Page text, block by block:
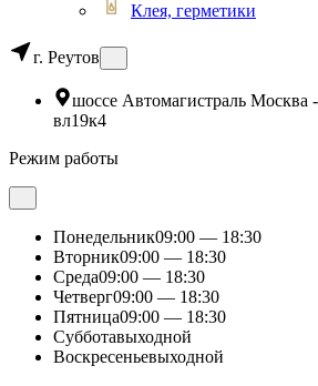
Клея, герметики
г. Реутов
шоссе Автомагистраль
вл19к4
Режим работы
Понедельник09:00 — 18:30
Вторник09:00 — 18:30
Среда09:00 — 18:30
Четверг09:00 — 18:30
Пятница09:00 — 18:30
Субботавыходной
Воскресеньевыходной